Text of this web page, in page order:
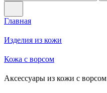
Главная
Изделия из кожи
Кожа с ворсом
Аксессуары из кожи с ворсом